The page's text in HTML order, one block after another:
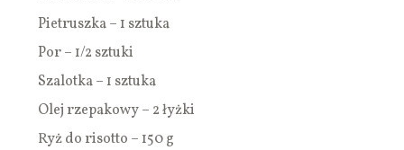
Pietruszka – 1 sztuka
Por – 1/2 sztuki
Szalotka – 1 sztuka
Olej rzepakowy – 2 łyżki
Ryż do risotto – 150 g